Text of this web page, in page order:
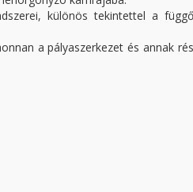
különös tekintettel a
a pályaszerkezet és annak